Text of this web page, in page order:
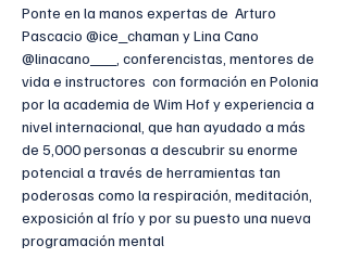
Ponte en la manos expertas de  Arturo
Pascacio @ice_chaman y Lina Cano
@linacano___, conferencistas, mentores de
vida e instructores  con formación en Polonia
por la academia de Wim Hof y experiencia a
nivel internacional, que han ayudado a más
de 5,000 personas a descubrir su enorme
potencial a través de herramientas tan
poderosas como la respiración, meditación,
exposición al frío y por su puesto una nueva
programación mental